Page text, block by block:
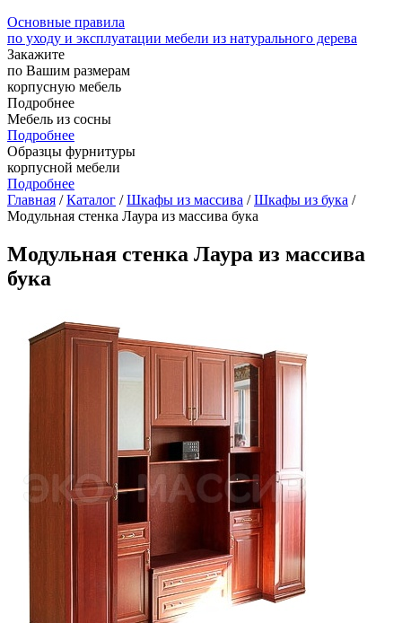
Основные правила
по уходу и эксплуатации мебели из натурального дерева
Закажите
по Вашим размерам
корпусную мебель
Подробнее
Мебель из сосны
Подробнее
Образцы фурнитуры
корпусной мебели
Подробнее
Главная /Каталог /Шкафы из массива /Шкафы из бука /
Модульная стенка Лаура из массива бука
Модульная стенка Лаура из массива
бука